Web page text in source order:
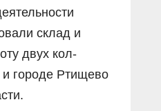
склад и
двух кол-
городе Ртищево